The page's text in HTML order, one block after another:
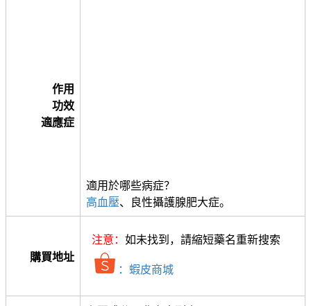
作用
功效
適應症
適用於哪些病症？
高血壓、良性攝護腺肥大症。
購買地址
注意： 如未找到，請縮短藥名重新搜索
：蝦皮商城